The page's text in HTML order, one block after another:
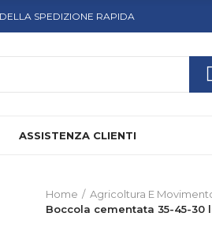
SPEDIZIONE RAPIDA
ASSISTENZA CLIENTI
Home
Agricoltura E
Boccola cementata 35-45-30